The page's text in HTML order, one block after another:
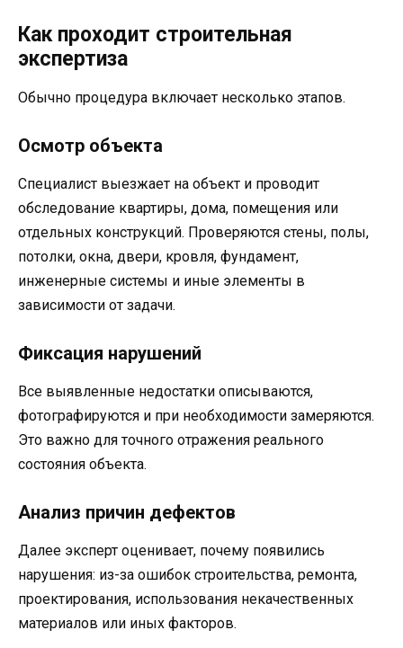
Как проходит строительная
экспертиза
Обычно процедура включает несколько этапов.
Осмотр объекта
Специалист выезжает на объект и проводит
обследование квартиры, дома, помещения или
отдельных конструкций. Проверяются стены, полы,
потолки, окна, двери, кровля, фундамент,
инженерные системы и иные элементы в
зависимости от задачи.
Фиксация нарушений
Все выявленные недостатки описываются,
фотографируются и при необходимости замеряются.
Это важно для точного отражения реального
состояния объекта.
Анализ причин дефектов
Далее эксперт оценивает, почему появились
нарушения: из-за ошибок строительства, ремонта,
проектирования, использования некачественных
материалов или иных факторов.